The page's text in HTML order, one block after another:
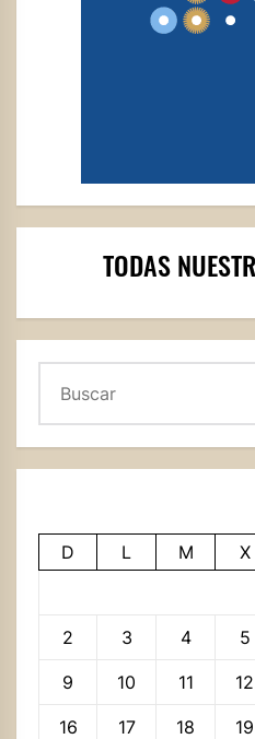
TODAS
D L M X
2 3 4 5
9 10 11 12
16 17 18 19